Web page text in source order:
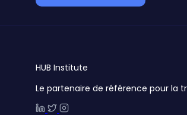
HUB Institute
Le partenaire de référence pour la